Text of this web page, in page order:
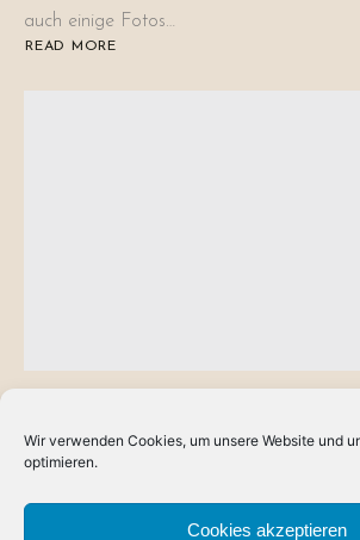
Wir verwenden Cookies, um unsere Website und
optimieren.
Cookies akzeptieren
auch einige Fotos…
READ MORE
ABOUT
UND
Auf der Suche nach einem
neue Skizzen
Bernulf … aus dem Birkenfenn? … von der